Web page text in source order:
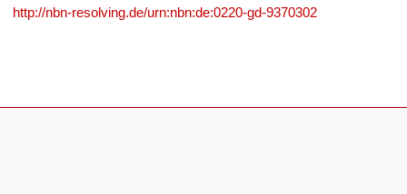
http://nbn-resolving.de/urn:nbn:de:0220-gd-9370302